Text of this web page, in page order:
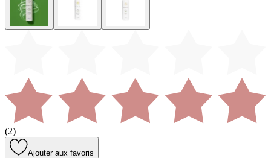
(2)
Ajouter aux favoris